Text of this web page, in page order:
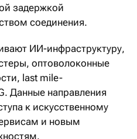
задержкой
соединения.
ИИ-инфраструктуру,
оптоволоконные
last mile-
Данные направления
к искусственному
и новым